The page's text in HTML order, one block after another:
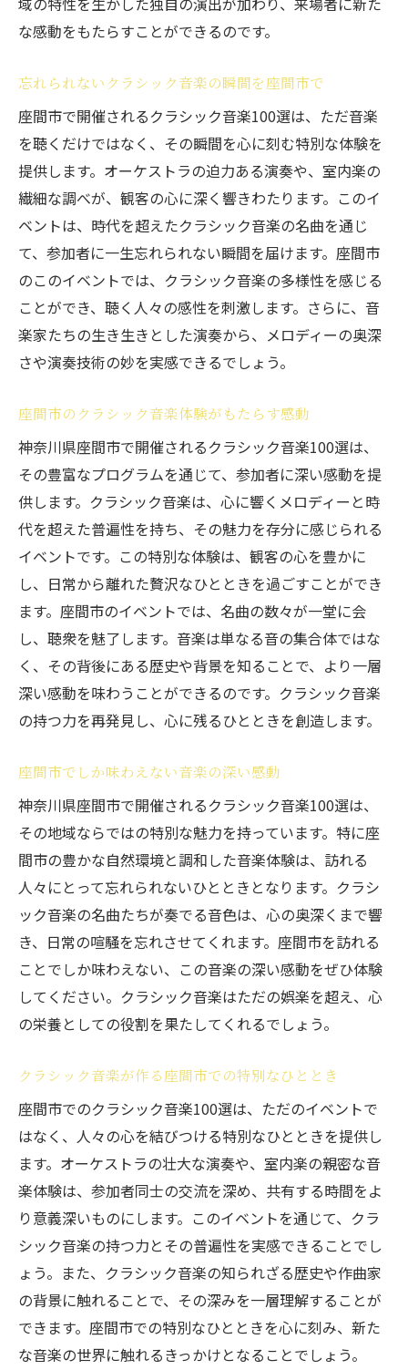
な感動をもたらすことができるのです。
忘れられないクラシック音楽の瞬間を座間市で
座間市で開催されるクラシック音楽100選は、ただ音楽
を聴くだけではなく、その瞬間を心に刻む特別な体験を
提供します。オーケストラの迫力ある演奏や、室内楽の
繊細な調べが、観客の心に深く響きわたります。このイ
ベントは、時代を超えたクラシック音楽の名曲を通じ
て、参加者に一生忘れられない瞬間を届けます。座間市
のこのイベントでは、クラシック音楽の多様性を感じる
ことができ、聴く人々の感性を刺激します。さらに、音
楽家たちの生き生きとした演奏から、メロディーの奥深
さや演奏技術の妙を実感できるでしょう。
座間市のクラシック音楽体験がもたらす感動
神奈川県座間市で開催されるクラシック音楽100選は、
その豊富なプログラムを通じて、参加者に深い感動を提
供します。クラシック音楽は、心に響くメロディーと時
代を超えた普遍性を持ち、その魅力を存分に感じられる
イベントです。この特別な体験は、観客の心を豊かに
し、日常から離れた贅沢なひとときを過ごすことができ
ます。座間市のイベントでは、名曲の数々が一堂に会
し、聴衆を魅了します。音楽は単なる音の集合体ではな
く、その背後にある歴史や背景を知ることで、より一層
深い感動を味わうことができるのです。クラシック音楽
の持つ力を再発見し、心に残るひとときを創造します。
座間市でしか味わえない音楽の深い感動
神奈川県座間市で開催されるクラシック音楽100選は、
その地域ならではの特別な魅力を持っています。特に座
間市の豊かな自然環境と調和した音楽体験は、訪れる
人々にとって忘れられないひとときとなります。クラシ
ック音楽の名曲たちが奏でる音色は、心の奥深くまで響
き、日常の喧騒を忘れさせてくれます。座間市を訪れる
ことでしか味わえない、この音楽の深い感動をぜひ体験
してください。クラシック音楽はただの娯楽を超え、心
の栄養としての役割を果たしてくれるでしょう。
クラシック音楽が作る座間市での特別なひととき
座間市でのクラシック音楽100選は、ただのイベントで
はなく、人々の心を結びつける特別なひとときを提供し
ます。オーケストラの壮大な演奏や、室内楽の親密な音
楽体験は、参加者同士の交流を深め、共有する時間をよ
り意義深いものにします。このイベントを通じて、クラ
シック音楽の持つ力とその普遍性を実感できることでし
ょう。また、クラシック音楽の知られざる歴史や作曲家
の背景に触れることで、その深みを一層理解することが
できます。座間市での特別なひとときを心に刻み、新た
な音楽の世界に触れるきっかけとなることでしょう。